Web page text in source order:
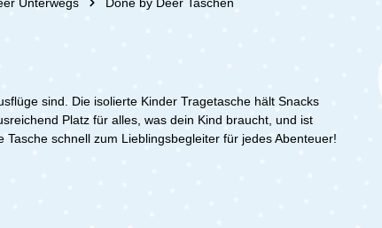
sind. Die isolierte Kinder Tragetasche hält Snacks
Platz für alles, was dein Kind braucht, und ist
schnell zum Lieblingsbegleiter für jedes Abenteuer!